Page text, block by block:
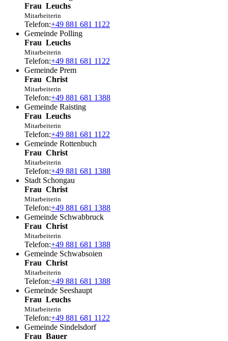
Frau Leuchs
Mitarbeiterin
Telefon:+49 881 681 1122
Gemeinde Polling
Frau Leuchs
Mitarbeiterin
Telefon:+49 881 681 1122
Gemeinde Prem
Frau Christ
Mitarbeiterin
Telefon:+49 881 681 1388
Gemeinde Raisting
Frau Leuchs
Mitarbeiterin
Telefon:+49 881 681 1122
Gemeinde Rottenbuch
Frau Christ
Mitarbeiterin
Telefon:+49 881 681 1388
Stadt Schongau
Frau Christ
Mitarbeiterin
Telefon:+49 881 681 1388
Gemeinde Schwabbruck
Frau Christ
Mitarbeiterin
Telefon:+49 881 681 1388
Gemeinde Schwabsoien
Frau Christ
Mitarbeiterin
Telefon:+49 881 681 1388
Gemeinde Seeshaupt
Frau Leuchs
Mitarbeiterin
Telefon:+49 881 681 1122
Gemeinde Sindelsdorf
Frau Bauer